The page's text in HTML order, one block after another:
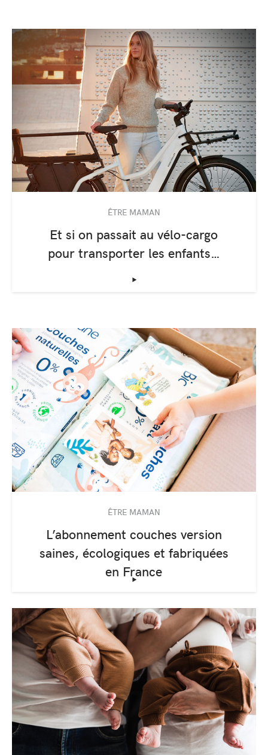
ÊTRE MAMAN
Et si on passait au vélo-cargo
pour transporter les enfants…
‣
ÊTRE MAMAN
L’abonnement couches version
saines, écologiques et fabriquées
en France
‣